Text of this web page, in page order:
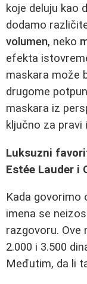
koje deluju kao
dodamo
volumen, neko
efekta
maskara može
drugome
maskara iz
ključno za pravi
Luksuzni
Estée Lauder i
Kada govorimo
imena se
razgovoru. Ove
2.000 i 3.500
Međutim, da li